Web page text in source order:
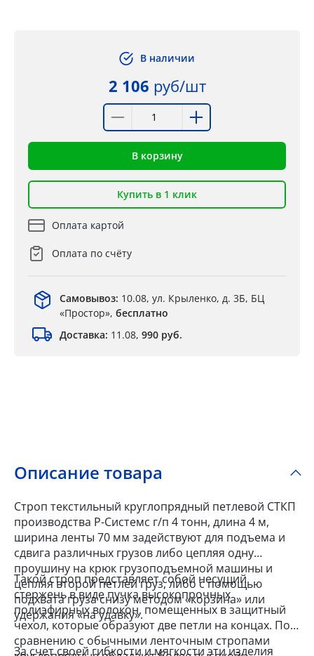
В наличии
2 106 руб/шт
В корзину
Купить в 1 клик
Оплата картой
Оплата по счёту
Самовывоз: 10.08, ул. Крыленко, д. 3Б, БЦ
«Простор», бесплатно
Доставка: 11.08, 990 руб.
Описание товара
Строп текстильный круглопрядный петлевой СТКП
производства Р-Системс г/п 4 тонн, длина 4 м,
ширина ленты 70 мм задействуют для подъема и
сдвига различных грузов либо цепляя одну
проушину на крюк грузоподъемной машины и
цепляя второй петлей груз, либо с помощью
подхвата груза снизу методом «корзина» или
удержания «на удавку».
Такой строп представляет собой несущий
стержень в виде пучка высокопрочных
полиэфирных волокон, помещенных в защитный
чехол, которые образуют две петли на концах. По
сравнению с обычными ленточным стропами
За счет своей гибкости и мягкости эти изделия